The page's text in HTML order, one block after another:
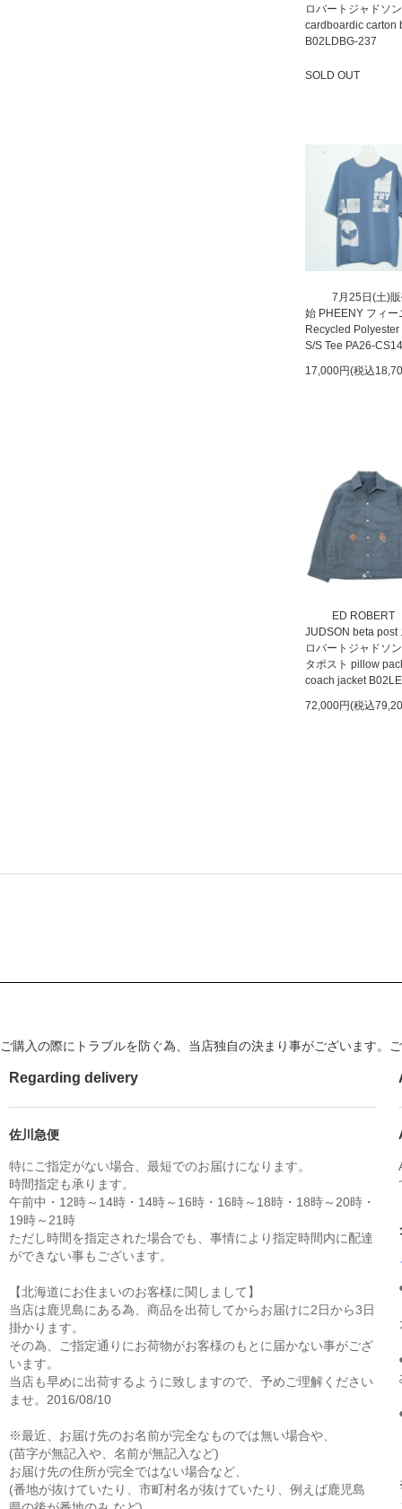
ロバートジャドソン
cardboardic carton
B02LDBG-237
SOLD OUT
7月25日(土)
始 PHEENY フィー
Recycled Polyester
S/S Tee PA26-CS14
17,000円(税込
ED ROBERT
JUDSON beta post
ロバートジャドソ
タポスト pillow
coach jacket
72,000円(税込
ご購入の際にトラブルを防ぐ為、当店独自の決まり事がございます。
Regarding delivery
佐川急便
特にご指定がない場合、最短でのお届けになります。
時間指定も承ります。
午前中・12時～14時・14時～16時・16時～18時・18時～20時・
19時～21時
ただし時間を指定された場合でも、事情により指定時間内に配達
ができない事もございます。
【北海道にお住まいのお客様に関しまして】
当店は鹿児島にある為、商品を出荷してからお届けに2日から3日
掛かります。
その為、ご指定通りにお荷物がお客様のもとに届かない事がござ
います。
当店も早めに出荷するように致しますので、予めご理解ください
ませ。2016/08/10
※最近、お届け先のお名前が完全なものでは無い場合や、
(苗字が無記入や、名前が無記入など)
お届け先の住所が完全ではない場合など、
(番地が抜けていたり、市町村名が抜けていたり、例えば鹿児島